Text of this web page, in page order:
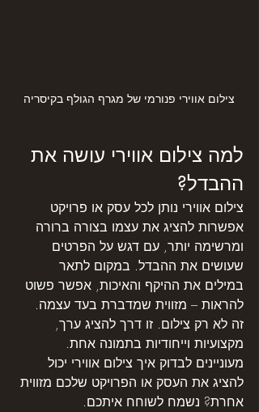
צילום אווירי פנורמי של מגרף הגולף בקיסריה
למה צילום אווירי עושה את
ההבדל?
צילום אווירי נותן לכל עסק או פרויקט
אפשרות להציג את עצמו בצורה ברורה
ומרשימה יותר, עם דגש על הפרטים
שעושים את ההבדל. במקום לתאר
במילים את ההיקף והאיכות, אפשר פשוט
להראות – מזווית שמדברת בעד עצמה.
זה לא רק צילום. זו דרך להציג ערך,
מקצועיות וייחודיות בתמונה אחת.
מעוניינים לבדוק איך צילום אווירי יכול
להציג את העסק או הפרויקט שלכם מזווית
אחרת? נשמח לשוחח איתכם.